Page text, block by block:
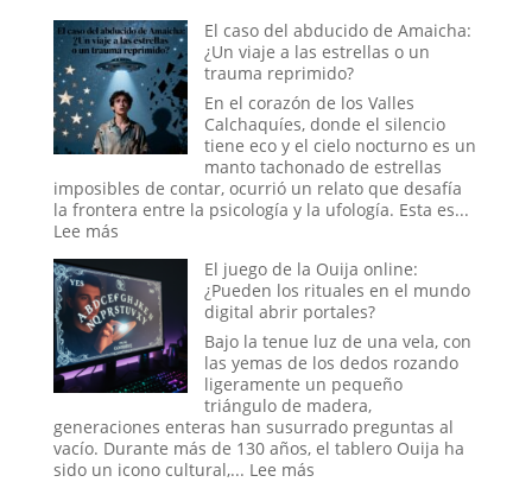
El caso del abducido de Amaicha:
¿Un viaje a las estrellas o un
trauma reprimido?
En el corazón de los Valles
Calchaquíes, donde el silencio
tiene eco y el cielo nocturno es un
manto tachonado de estrellas
imposibles de contar, ocurrió un relato que desafía
la frontera entre la psicología y la ufología. Esta es...
Lee más:
caso
del
abducido
de
Amaicha:
¿Un
viaje
a
las
estrellas
El juego de la Ouija online:
¿Pueden los rituales en el mundo
digital abrir portales?
Bajo la tenue luz de una vela, con
las yemas de los dedos rozando
ligeramente un pequeño
triángulo de madera,
generaciones enteras han susurrado preguntas al
vacío. Durante más de 130 años, el tablero Ouija ha
sido un icono cultural,... Lee más: